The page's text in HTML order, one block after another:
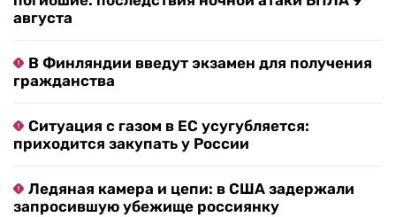
августа
В Финляндии введут экзамен для получения
гражданства
Ситуация с газом в ЕС усугубляется:
приходится закупать у России
Ледяная камера и цепи: в США задержали
запросившую убежище россиянку